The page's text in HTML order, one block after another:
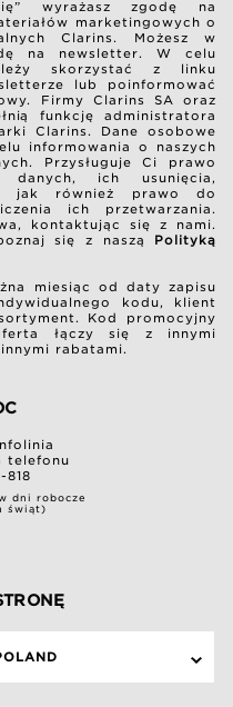
wyrażasz zgodę na
marketingowych o
Clarins. Możesz w
na newsletter. W celu
skorzystać z linku
lub poinformować
Firmy Clarins SA oraz
funkcję administratora
Clarins. Dane osobowe
informowania o naszych
Przysługuje Ci prawo
ich usunięcia,
jak również prawo do
ich przetwarzania.
kontaktując się z nami.
się z naszą Polityką
miesiąc od daty zapisu
kodu, klient
Kod promocyjny
łączy się z innymi
rabatami.
telefonu
818
dni robocze
świąt)